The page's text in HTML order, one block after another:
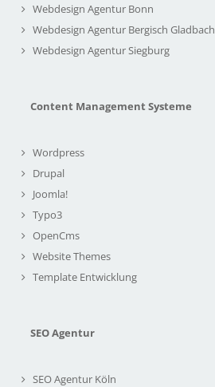
Webdesign Agentur Bonn
Webdesign Agentur Bergisch Gladbach
Webdesign Agentur Siegburg
Content Management Systeme
Wordpress
Drupal
Joomla!
Typo3
OpenCms
Website Themes
Template Entwicklung
SEO Agentur
SEO Agentur Köln